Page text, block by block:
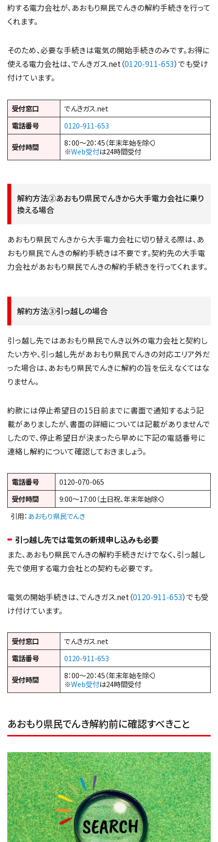
約する電力会社が、あおもり県民でんきの解約手続きを行って
くれます。
そのため、必要な手続きは電気の開始手続きのみです。お得に
使える電力会社は、でんきガス.net（0120-911-653）でも受け
付けています。
受付窓口
でんきガス.net
電話番号
0120-911-653
受付時間
8：00～20：45（年末年始を除く）
※Web受付は24時間受付
解約方法②あおもり県民でんきから大手電力会社に乗り
換える場合
あおもり県民でんきから大手電力会社に切り替える際は、あ
おもり県民でんきの解約手続きは不要です。契約先の大手電
力会社があおもり県民でんきの解約手続きを行ってくれます。
解約方法③引っ越しの場合
引っ越し先ではあおもり県民でんき以外の電力会社と契約し
たい方や、引っ越し先があおもり県民でんきの対応エリア外だ
った場合は、あおもり県民でんきに解約の旨を伝えなくてはな
りません。
約款には停止希望日の15日前までに書面で通知するよう記
載がありましたが、書面の詳細については記載がありませんで
したので、停止希望日が決まったら早めに下記の電話番号に
連絡し解約について確認しておきましょう。
電話番号
0120-070-065
受付時間
9:00～17:00（土日祝、年末年始除く）
引用： あおもり県民でんき
引っ越し先では電気の新規申し込みも必要
また、あおもり県民でんきの解約手続きだけでなく、引っ越し
先で使用する電力会社との契約も必要です。
電気の開始手続きは、でんきガス.net（0120-911-653）でも受
け付けています。
受付窓口
でんきガス.net
電話番号
0120-911-653
受付時間
8：00～20：45（年末年始を除く）
※Web受付は24時間受付
あおもり県民でんき解約前に確認すべきこと